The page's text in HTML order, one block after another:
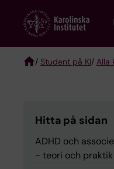
content
/ Student på KI/ Alla
Hitta på sidan
ADHD och
- teori och praktik